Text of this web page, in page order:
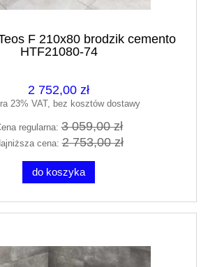
F 210x80 brodzik cemento
HTF21080-74
2 752,00 zł
23% VAT, bez kosztów dostawy
regularna:3 059,00 zł
cena:2 753,00 zł
do koszyka